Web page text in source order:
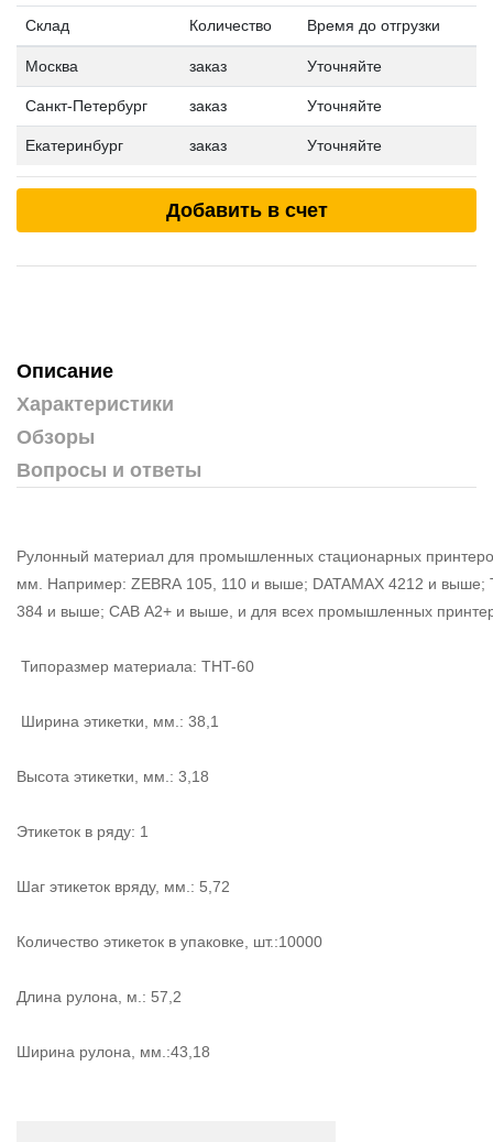
Склад Количество Время до отгрузки
Москва заказ Уточняйте
Санкт-Петербург заказ Уточняйте
Екатеринбург заказ Уточняйте
Добавить в счет
Описание
Характеристики
Обзоры
Вопросы и ответы
Рулонный материал для промышленных стационарных
мм. Например: ZEBRA 105, 110 и выше; DATAMAX 4212 и выше;
384 и выше; CAB A2+ и выше, и для всех промышленных
Типоразмер материала: THT-60
Ширина этикетки, мм.: 38,1
Высота этикетки, мм.: 3,18
Этикеток в ряду: 1
Шаг этикеток вряду, мм.: 5,72
Количество этикеток в упаковке, шт.:10000
Длина рулона, м.: 57,2
Ширина рулона, мм.:43,18